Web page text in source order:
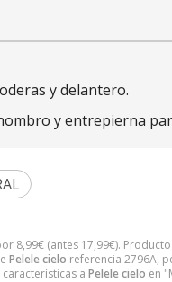
8,99€ (antes 17,99€).
Pelele cielo referencia 2796A,
a Pelele cielo en
y delantero.
y entrepierna